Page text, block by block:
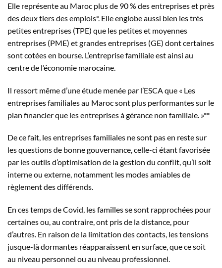
Elle représente au Maroc plus de 90 % des entreprises et près
des deux tiers des emplois*. Elle englobe aussi bien les très
petites entreprises (TPE) que les petites et moyennes
entreprises (PME) et grandes entreprises (GE) dont certaines
sont cotées en bourse. L’entreprise familiale est ainsi au
centre de l’économie marocaine.
Il ressort même d’une étude menée par l’ESCA que « Les
entreprises familiales au Maroc sont plus performantes sur le
plan financier que les entreprises à gérance non familiale. »**
De ce fait, les entreprises familiales ne sont pas en reste sur
les questions de bonne gouvernance, celle-ci étant favorisée
par les outils d’optimisation de la gestion du conflit, qu’il soit
interne ou externe, notamment les modes amiables de
règlement des différends.
En ces temps de Covid, les familles se sont rapprochées pour
certaines ou, au contraire, ont pris de la distance, pour
d’autres. En raison de la limitation des contacts, les tensions
jusque-là dormantes réapparaissent en surface, que ce soit
au niveau personnel ou au niveau professionnel.